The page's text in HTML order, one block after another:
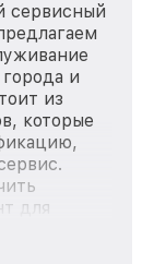
сервисный
и
из
которые
для
вне
Мы